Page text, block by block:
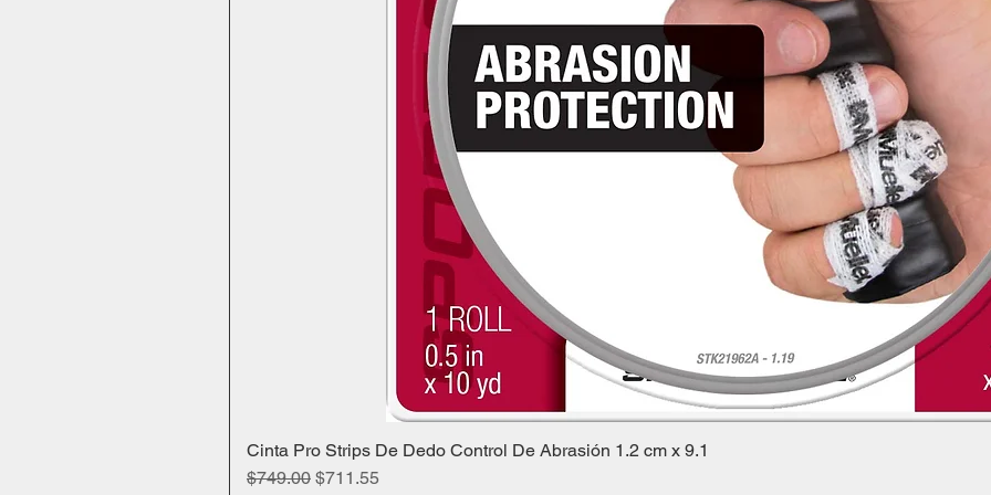
Vista rápida
Cinta Pro Strips De Dedo Control De Abrasión 1.2 cm x 9.1
Precio
$749.00 Precio de oferta
$711.55